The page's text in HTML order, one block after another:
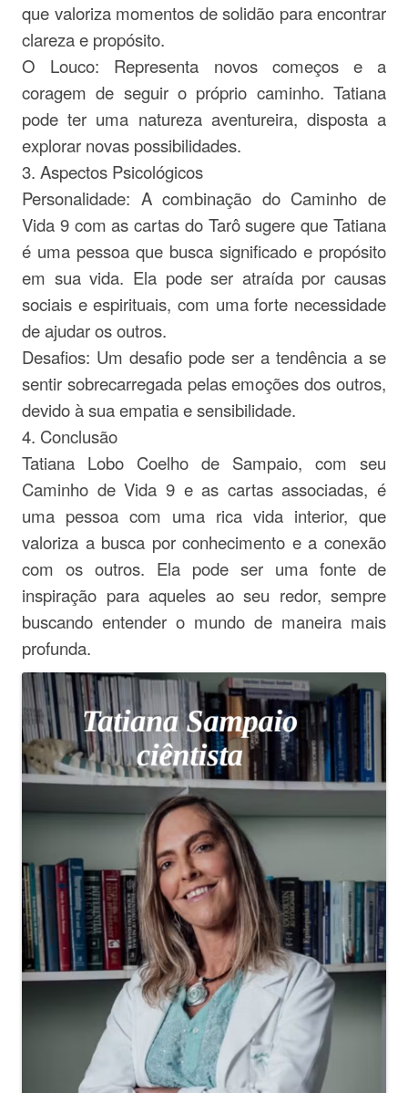
que valoriza momentos de solidão para encontrar
clareza e propósito.
O Louco: Representa novos começos e a
coragem de seguir o próprio caminho. Tatiana
pode ter uma natureza aventureira, disposta a
explorar novas possibilidades.
3. Aspectos Psicológicos
Personalidade: A combinação do Caminho de
Vida 9 com as cartas do Tarô sugere que Tatiana
é uma pessoa que busca significado e propósito
em sua vida. Ela pode ser atraída por causas
sociais e espirituais, com uma forte necessidade
de ajudar os outros.
Desafios: Um desafio pode ser a tendência a se
sentir sobrecarregada pelas emoções dos outros,
devido à sua empatia e sensibilidade.
4. Conclusão
Tatiana Lobo Coelho de Sampaio, com seu
Caminho de Vida 9 e as cartas associadas, é
uma pessoa com uma rica vida interior, que
valoriza a busca por conhecimento e a conexão
com os outros. Ela pode ser uma fonte de
inspiração para aqueles ao seu redor, sempre
buscando entender o mundo de maneira mais
profunda.